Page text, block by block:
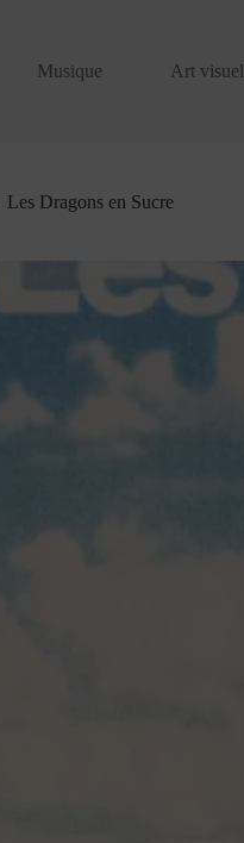
Musique Art visuel
Les Dragons en Sucre